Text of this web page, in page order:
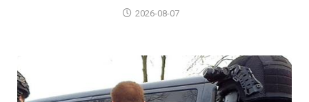
2026-08-07